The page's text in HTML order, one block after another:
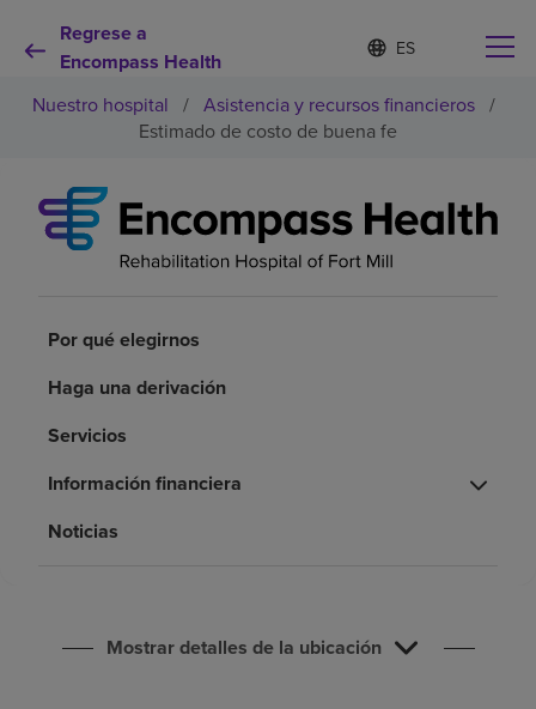
Regrese a
Encompass Health
Lista
de
contraída
d
o
m
e
c
Por qué debe elegirnos
Pacientes y cuidadores
Acerca de nosotros
Nuestro hospital / Asistencia y recursos financieros /
Estimado de costo de buena fe
Por qué elegirnos
Haga una derivación
Servicios
Información financiera
Noticias
Mostrar detalles de la ubicación